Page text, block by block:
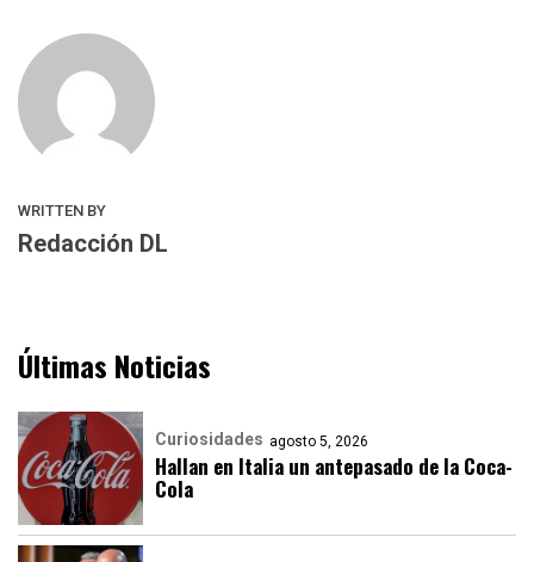
WRITTEN BY
Redacción DL
Últimas Noticias
Curiosidades agosto 5, 2026
Hallan en Italia un antepasado de la Coca-
Cola